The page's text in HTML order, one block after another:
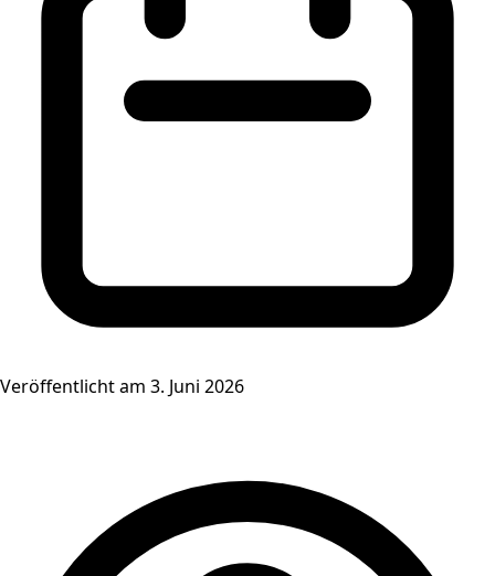
Veröffentlicht am 3. Juni 2026